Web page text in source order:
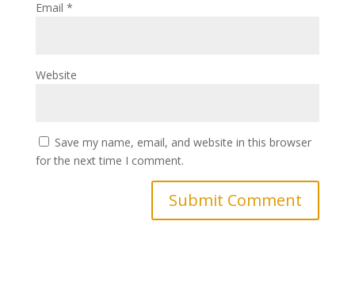
Email *
Website
Save my name, email, and website in this browser
for the next time I comment.